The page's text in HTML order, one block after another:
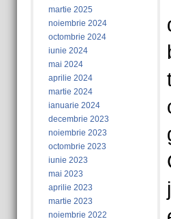
martie 2025
noiembrie 2024
octombrie 2024
iunie 2024
mai 2024
aprilie 2024
martie 2024
ianuarie 2024
decembrie 2023
noiembrie 2023
octombrie 2023
iunie 2023
mai 2023
aprilie 2023
martie 2023
noiembrie 2022